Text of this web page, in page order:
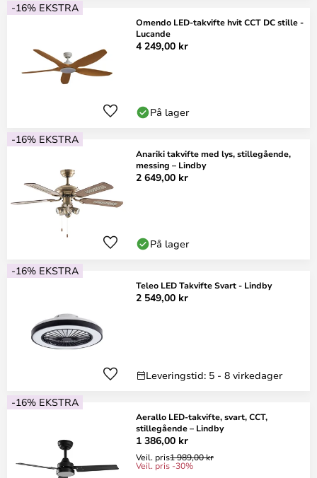
-16% EKSTRA
Omendo LED-takvifte hvit CCT DC stille -
Lucande
4 249,00 kr
På lager
-16% EKSTRA
Anariki takvifte med lys, stillegående,
messing – Lindby
2 649,00 kr
På lager
-16% EKSTRA
Teleo LED Takvifte Svart - Lindby
2 549,00 kr
Leveringstid: 5 - 8 virkedager
-16% EKSTRA
Aerallo LED-takvifte, svart, CCT,
stillegående – Lindby
1 386,00 kr
Veil. pris1 989,00 kr
Veil. pris -30%